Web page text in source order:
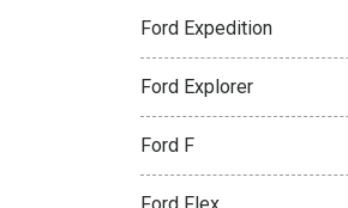
Ford Expedition
Ford Explorer
Ford F